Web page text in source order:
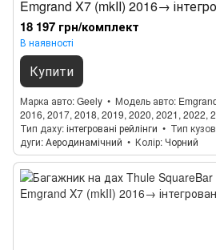
Emgrand X7 (mkII) 2016→
18 197 грн/комплект
В наявності
Купити
Марка авто Geely Модель авто
2016, 2017, 2018, 2019, 2020, 2021, 2022,
Тип даху інтегровані рейлінги Тип
дуги Аеродинамічний Колір Чорний